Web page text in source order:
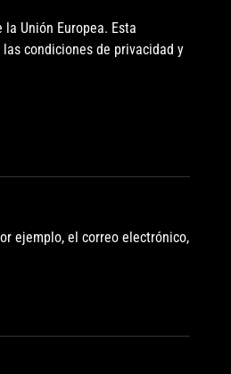
Unión Europea. Esta
condiciones de privacidad y
ejemplo, el correo electrónico,